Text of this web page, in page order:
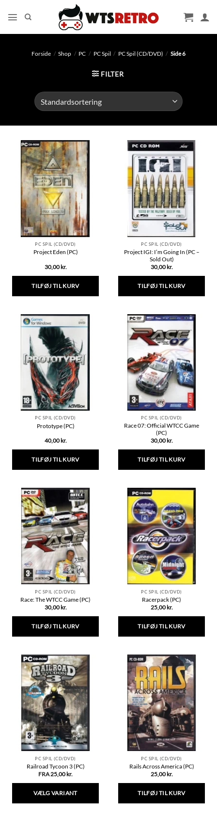
Forside / Shop / PC / PC Spil / PC Spil (CD/DVD) / Side 6
FILTER
PC SPIL (CD/DVD)
Project Eden (PC)
30,00 kr.
TILFØJ TIL KURV
PC SPIL (CD/DVD)
Project IGI: I’m Going In (PC –
Sold Out)
30,00 kr.
TILFØJ TIL KURV
PC SPIL (CD/DVD)
Prototype (PC)
40,00 kr.
TILFØJ TIL KURV
PC SPIL (CD/DVD)
Race 07: Official WTCC Game
(PC)
30,00 kr.
TILFØJ TIL KURV
PC SPIL (CD/DVD)
Race: The WTCC Game (PC)
30,00 kr.
TILFØJ TIL KURV
PC SPIL (CD/DVD)
Racerpack (PC)
25,00 kr.
TILFØJ TIL KURV
PC SPIL (CD/DVD)
Railroad Tycoon 3 (PC)
FRA25,00 kr.
VÆLG VARIANT
PC SPIL (CD/DVD)
Rails Across America (PC)
25,00 kr.
TILFØJ TIL KURV